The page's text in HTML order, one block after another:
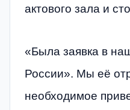
актового зала и
«Была заявка в
России». Мы её
необходимое